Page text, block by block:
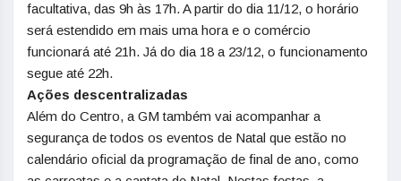
facultativa, das 9h às 17h. A partir do dia 11/12, o horário
será estendido em mais uma hora e o comércio
funcionará até 21h. Já do dia 18 a 23/12, o funcionamento
segue até 22h.
Ações descentralizadas
Além do Centro, a GM também vai acompanhar a
segurança de todos os eventos de Natal que estão no
calendário oficial da programação de final de ano, como